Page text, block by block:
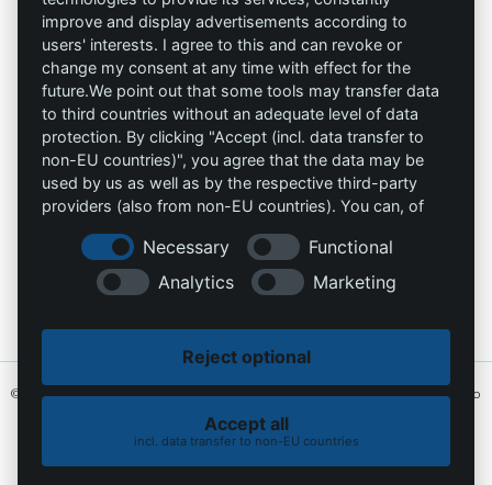
Omniprotect –
Tienda Online
Privacidad
Impresión
Contacto
info@die-schutzprofis.de
+49 (511) 679997-97
Wohlenbergstraße 6
Alemania
© 2026 Los profesionales de la protección. Hecho con amorMiU24®y alojado
Hostingmonster®
improve and display advertisements according to
users' interests. I agree to this and can revoke or
change my consent at any time with effect for the
future.We point out that some tools may transfer data
to third countries without an adequate level of data
protection. By clicking "Accept (incl. data transfer to
non-EU countries)", you agree that the data may be
used by us as well as by the respective third-party
providers (also from non-EU countries). You can, of
Necessary
Functional
Analytics
Marketing
Reject optional
Accept all
incl. data transfer to non-EU countries